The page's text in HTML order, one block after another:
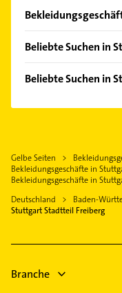
Bad Cannstatt
Feuerbach
Süd
Vaihingen
West
Kornwestheim
Korntal-Münchingen
Freiberg am Neckar
Korb
Marbach am Neckar
Weinstadt
Beliebte Suchen in
Rechtsanwalt
Gasinstallateur
Logopädie
Heizung & Sanitär
Lüftungsanlagen
Heizungsfirmen
Beliebte Suchen in
Gelbe Seiten
Bekleidungsgeschäfte in
Bekleidungsgeschäfte in
Deutschland
Baden-
Stuttgart Stadtteil Freiberg
Branche